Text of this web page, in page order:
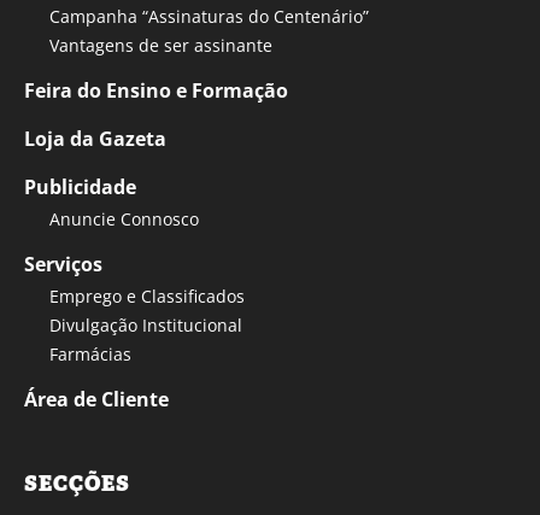
Campanha “Assinaturas do Centenário”
Vantagens de ser assinante
Feira do Ensino e Formação
Loja da Gazeta
Publicidade
Anuncie Connosco
Serviços
Emprego e Classificados
Divulgação Institucional
Farmácias
Área de Cliente
SECÇÕES